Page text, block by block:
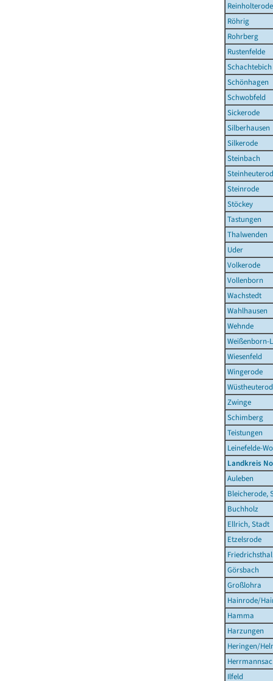
Reinholterode
Röhrig
Rohrberg
Rustenfelde
Schachtebich
Schönhagen
Schwobfeld
Sickerode
Silberhausen
Silkerode
Steinbach
Steinrode
Stöckey
Tastungen
Thalwenden
Uder
Volkerode
Vollenborn
Wachstedt
Wahlhausen
Wehnde
Weißenborn-
Wiesenfeld
Wingerode
Zwinge
Schimberg
Teistungen
Leinefelde-
Landkreis
Auleben
Bleicherode,
Buchholz
Ellrich, Stadt
Etzelsrode
Friedrichsthal
Görsbach
Großlohra
Hainrode/
Hamma
Harzungen
Heringen/
Ilfeld